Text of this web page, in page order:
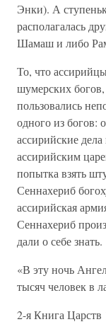
Энки). А
располагалась
Шамаш и либо
То, что
шумерских
пользовались
одного из богов:
ассирийские
ассирийским
попытка взять
Сеннахериб
ассирийская
Сеннахериб
дали о себе знать.
«В эту ночь
тысяч человек в
2-я Книга Царств